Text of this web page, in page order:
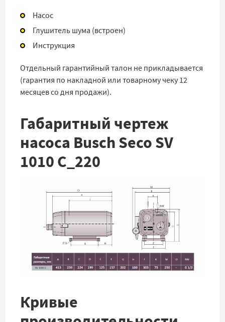
Насос
Глушитель шума (встроен)
Инструкция
Отдельный гарантийный талон не прикладывается
(гарантия по накладной или товарному чеку 12
месяцев со дня продажи).
Габаритный чертеж
насоса Busch Seco SV
1010 C_220
Кривые